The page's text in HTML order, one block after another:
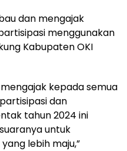
dan mengajak
menggunakan
Kabupaten OKI
kepada semua
dan
tahun 2024 ini
untuk
lebih maju,”